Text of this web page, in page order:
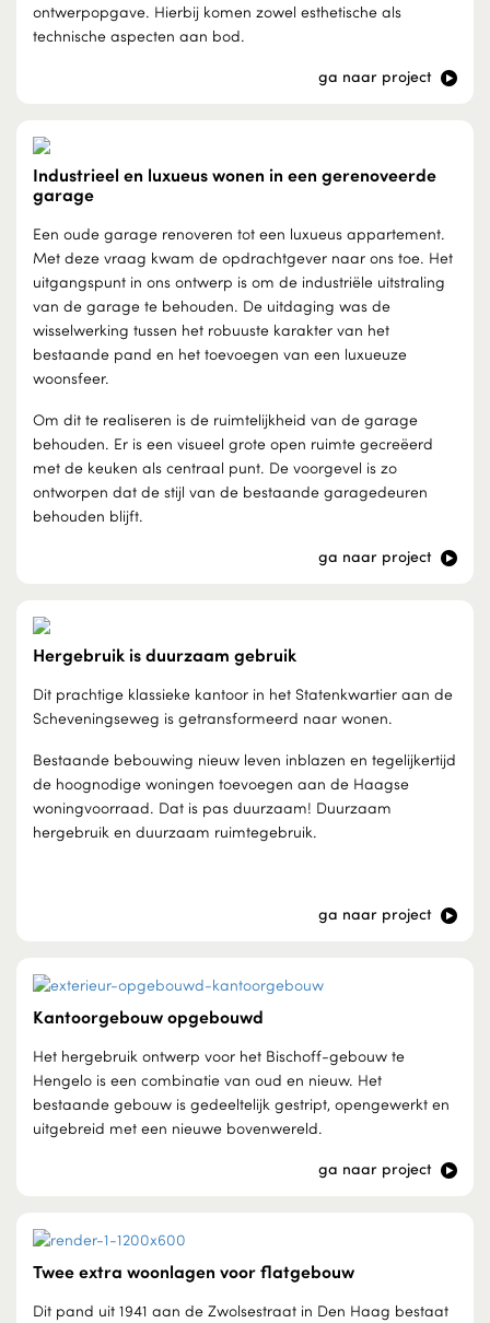
ontwerpopgave. Hierbij komen zowel esthetische als
technische aspecten aan bod.
ga naar project
Industrieel en luxueus wonen in een gerenoveerde
garage
Een oude garage renoveren tot een luxueus appartement.
Met deze vraag kwam de opdrachtgever naar ons toe. Het
uitgangspunt in ons ontwerp is om de industriële uitstraling
van de garage te behouden. De uitdaging was de
wisselwerking tussen het robuuste karakter van het
bestaande pand en het toevoegen van een luxueuze
woonsfeer.
Om dit te realiseren is de ruimtelijkheid van de garage
behouden. Er is een visueel grote open ruimte gecreëerd
met de keuken als centraal punt. De voorgevel is zo
ontworpen dat de stijl van de bestaande garagedeuren
behouden blijft.
ga naar project
Hergebruik is duurzaam gebruik
Dit prachtige klassieke kantoor in het Statenkwartier aan de
Scheveningseweg is getransformeerd naar wonen.
Bestaande bebouwing nieuw leven inblazen en tegelijkertijd
de hoognodige woningen toevoegen aan de Haagse
woningvoorraad. Dat is pas duurzaam! Duurzaam
hergebruik en duurzaam ruimtegebruik.
ga naar project
Kantoorgebouw opgebouwd
Het hergebruik ontwerp voor het Bischoff-gebouw te
Hengelo is een combinatie van oud en nieuw. Het
bestaande gebouw is gedeeltelijk gestript, opengewerkt en
uitgebreid met een nieuwe bovenwereld.
ga naar project
Twee extra woonlagen voor flatgebouw
Dit pand uit 1941 aan de Zwolsestraat in Den Haag bestaat